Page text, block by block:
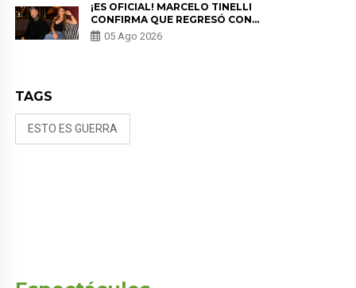
¡ES OFICIAL! MARCELO TINELLI
CONFIRMA QUE REGRESÓ CON
MILETT FIGUEROA: “EL AMOR
PUDO MÁS”
05 Ago 2026
TAGS
ESTO ES GUERRA